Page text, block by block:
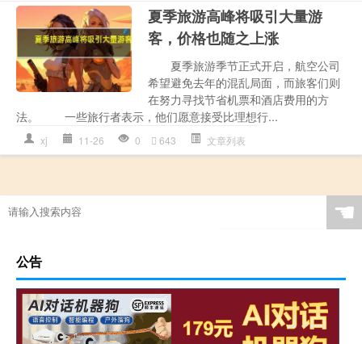
夏季旅游高峰将吸引大量游
客，价格也随之上涨
夏季旅游季节正式开启，航空公司
希望避免去年的混乱局面，而旅客们则
在努力寻找节省机票和酒店费用的方
法。 一些旅行者表示，他们愿意接受比理想行...
xj 11-26 0 643 文章列表
☚
公告